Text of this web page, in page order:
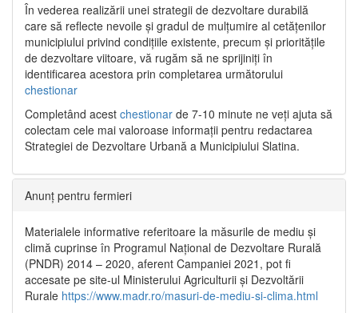
În vederea realizării unei strategii de dezvoltare durabilă
care să reflecte nevoile și gradul de mulțumire al cetățenilor
municipiului privind condițiile existente, precum și prioritățile
de dezvoltare viitoare, vă rugăm să ne sprijiniți în
identificarea acestora prin completarea următorului
chestionar
Completând acest chestionar de 7-10 minute ne veți ajuta să
colectam cele mai valoroase informații pentru redactarea
Strategiei de Dezvoltare Urbană a Municipiului Slatina.
Anunț pentru fermieri
Materialele informative referitoare la măsurile de mediu și
climă cuprinse în Programul Național de Dezvoltare Rurală
(PNDR) 2014 – 2020, aferent Campaniei 2021, pot fi
accesate pe site-ul Ministerului Agriculturii și Dezvoltării
Rurale https://www.madr.ro/masuri-de-mediu-si-clima.html